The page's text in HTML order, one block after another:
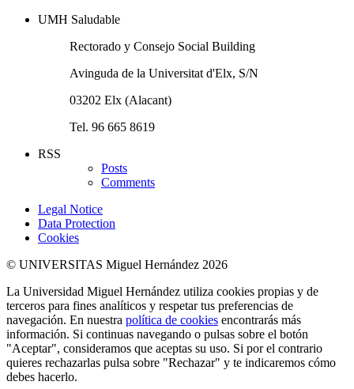
UMH Saludable
Rectorado y Consejo Social Building
Avinguda de la Universitat d'Elx, S/N
03202 Elx (Alacant)
Tel. 96 665 8619
RSS
Posts
Comments
Legal Notice
Data Protection
Cookies
© UNIVERSITAS Miguel Hernández 2026
La Universidad Miguel Hernández utiliza cookies propias y de
terceros para fines analíticos y respetar tus preferencias de
navegación. En nuestra política de cookies encontrarás más
información. Si continuas navegando o pulsas sobre el botón
"Aceptar", consideramos que aceptas su uso. Si por el contrario
quieres rechazarlas pulsa sobre "Rechazar" y te indicaremos cómo
debes hacerlo.